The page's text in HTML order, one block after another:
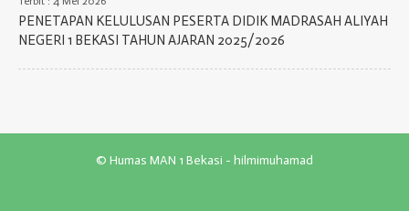
PENETAPAN KELULUSAN PESERTA DIDIK MADRASAH ALIYAH
NEGERI 1 BEKASI TAHUN AJARAN 2025/2026
© Humas MAN 1 Bekasi - hilmimuhamad